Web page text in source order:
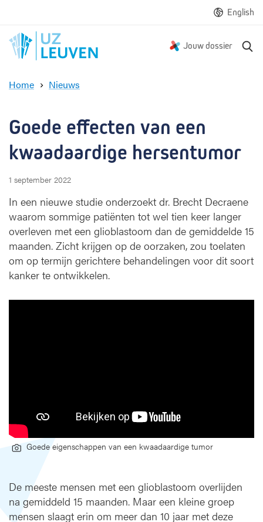
English
Jouw dossier
Home Nieuws
e
d
e
e
c
t
e
n
v
a
e
a
d
h
e
Goede effecten van een
kwaadaardige hersentumor
1 september 2022
In een nieuwe studie onderzoekt dr. Brecht Decraene
waarom sommige patiënten tot wel tien keer langer
overleven met een glioblastoom dan de gemiddelde 15
maanden. Zicht krijgen op de oorzaken, zou toelaten
om op termijn gerichtere behandelingen voor dit soort
kanker te ontwikkelen.
Goede eigenschappen van een kwaadaardige tumor
De meeste mensen met een glioblastoom overlijden
na gemiddeld 15 maanden. Maar een kleine groep
mensen slaagt erin om meer dan 10 jaar met deze